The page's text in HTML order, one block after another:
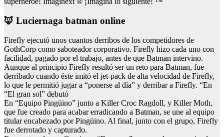
🦊 Luciernaga batman online
Firefly ejecutó unos cuantos derribos de los competidores de
GothCorp como saboteador corporativo. Firefly hizo cada uno con
facilidad, pagado por el trabajo, antes de que Batman intervino.
Aunque al principio Firefly resultó ser un reto para Batman, fue
derribado cuando éste imitó el jet-pack de alta velocidad de Firefly,
lo que le permitió jugar a “ponerse al día” y derribar a Firefly. “En
“El gran sol” debutó
En “Equipo Pingüino” junto a Killer Croc Ragdoll, y Killer Moth,
que fue creado para acabar erradicando a Batman, se une al equipo
titular encabezado por Pingüino. Al final, junto con el grupo, Firefly
fue derrotado y capturado.